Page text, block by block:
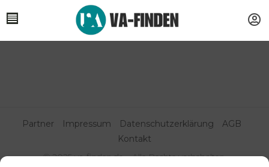
© 2025 va-finden.de – Alle Rechte vorbehalten.
Partner Impressum Datenschutzerklärung
AGB
Kontakt